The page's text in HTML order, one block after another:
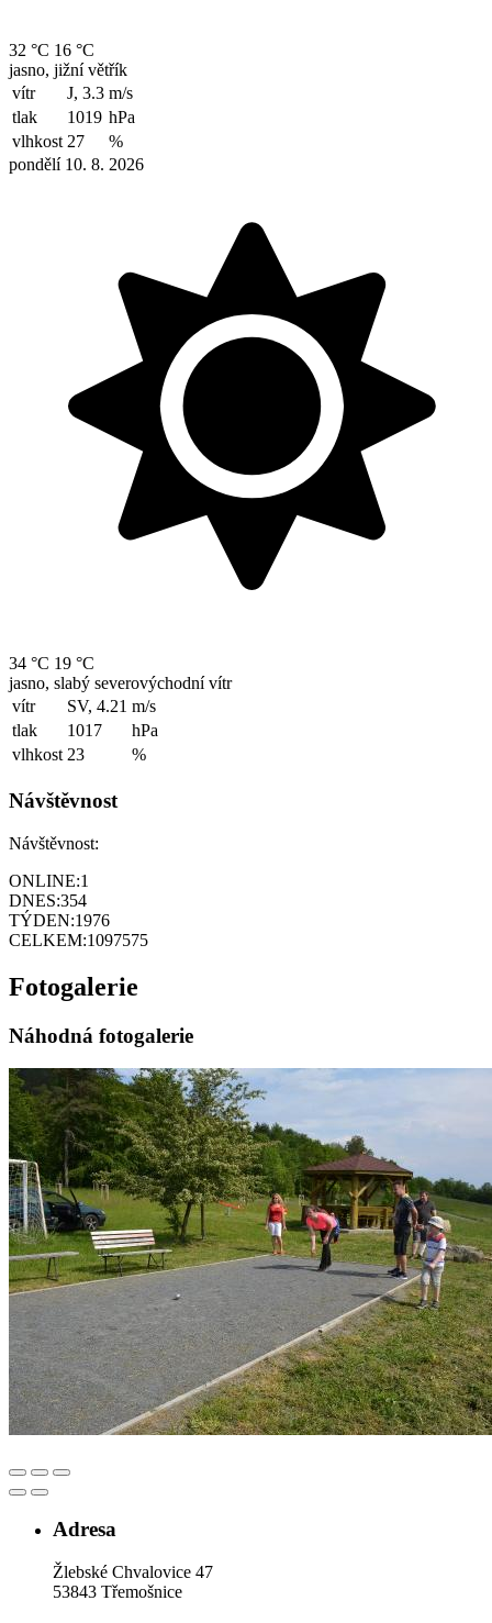
32 °C 16 °C
jasno, jižní větřík
vítr
J, 3.3 m/s
tlak
1019 hPa
vlhkost 27
%
pondělí 10. 8. 2026
34 °C 19 °C
jasno, slabý severovýchodní vítr
vítr
SV, 4.21 m/s
tlak
1017
hPa
vlhkost 23 %
Návštěvnost
Návštěvnost:
ONLINE:1
DNES:354
TÝDEN:1976
CELKEM:1097575
Fotogalerie
Náhodná fotogalerie
Adresa
Žlebské Chvalovice 47
53843 Třemošnice